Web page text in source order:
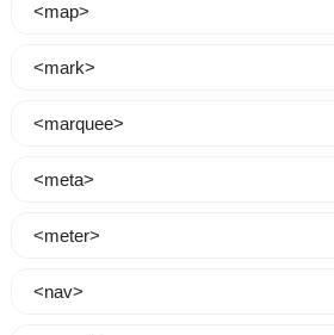
<map>
<mark>
<marquee>
<meta>
<meter>
<nav>